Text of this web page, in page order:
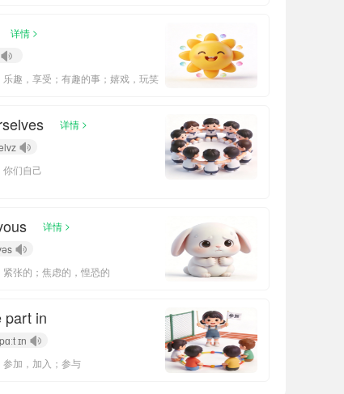
详情 >
乐趣，享受；有趣的事；嬉戏，玩笑
详情 >
你们自己
详情 >
紧张的；焦虑的，惶恐的
part in
ɪn
参加，加入；参与